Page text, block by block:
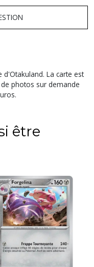
d'Otakuland. La carte est
de photos sur demande
être